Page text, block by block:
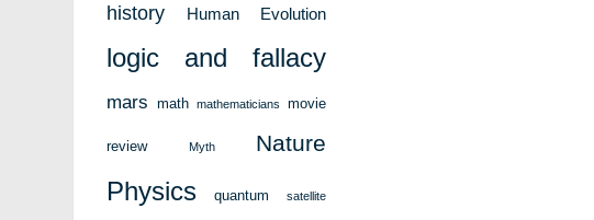
history Human Evolution
logic and fallacy
mars math mathematicians movie
review Myth Nature
Physics quantum satellite